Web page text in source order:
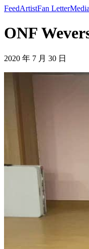
FeedArtistFan LetterMedia
ONF
2020 年 7 月 30 日